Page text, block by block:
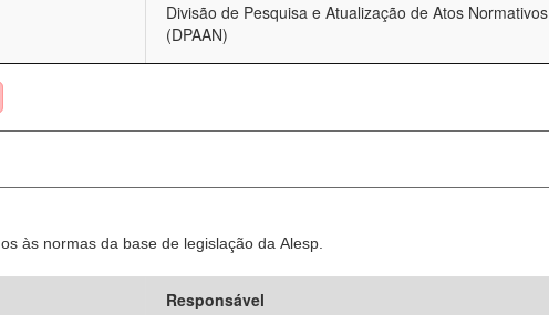
Divisão de Pesquisa e Atualização de Atos Normativos
(DPAAN)
às normas da base de legislação da Alesp.
Responsável